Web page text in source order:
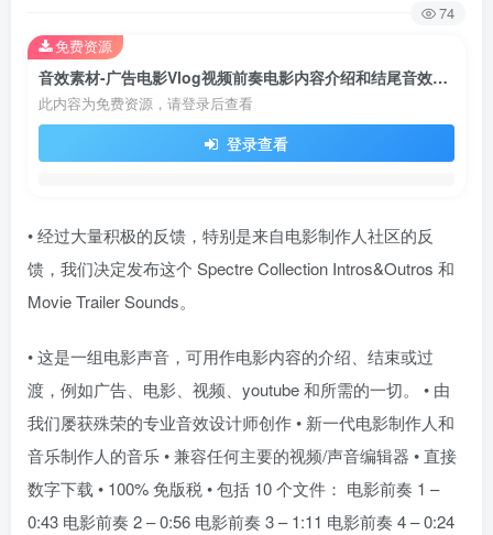
74
音效素材-广告电影Vlog视频前奏电影内容介绍和结尾音效第二季
此内容为免费资源，请登录后查看
登录查看
免费资源
• 经过大量积极的反馈，特别是来自电影制作人社区的反
馈，我们决定发布这个 Spectre Collection Intros&Outros 和
Movie Trailer Sounds。
• 这是一组电影声音，可用作电影内容的介绍、结束或过
渡，例如广告、电影、视频、youtube 和所需的一切。 • 由
我们屡获殊荣的专业音效设计师创作 • 新一代电影制作人和
音乐制作人的音乐 • 兼容任何主要的视频/声音编辑器 • 直接
数字下载 • 100% 免版税 • 包括 10 个文件： 电影前奏 1 –
0:43 电影前奏 2 – 0:56 电影前奏 3 – 1:11 电影前奏 4 – 0:24